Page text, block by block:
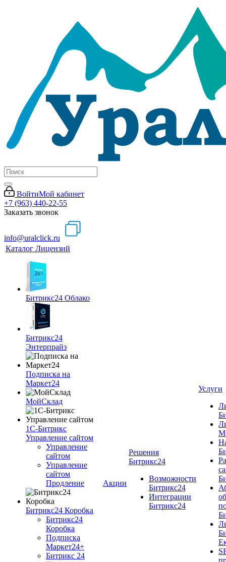
ВойтиМой кабинет
+7 (963) 440-22-55
Заказать звонок
info@uralclick.ru
Каталог Лицензий
Битрикс24 Облако
Битрикс24
Энтерпрайз
Подписка на
Маркет24
МойСклад
1С-Битрикс
Управление сайтом
Управление
cайтом
Управление
сайтом
Продление
Битрикс24 Коробка
Битрикс24
Коробка
Подписка
Маркет24+
Битрикс 24
Акции
Решения
Битрикс24
Возможности
Битрикс24
Интеграции
Битрикс24
Услуги